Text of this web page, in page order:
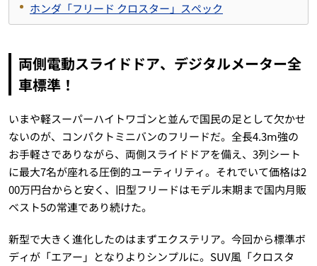
ホンダ「フリード クロスター」スペック
両側電動スライドドア、デジタルメーター全
車標準！
いまや軽スーパーハイトワゴンと並んで国民の足として欠かせ
ないのが、コンパクトミニバンのフリードだ。全長4.3ⅿ強の
お手軽さでありながら、両側スライドドアを備え、3列シート
に最大7名が座れる圧倒的ユーティリティ。それでいて価格は2
00万円台からと安く、旧型フリードはモデル末期まで国内月販
ベスト5の常連であり続けた。
新型で大きく進化したのはまずエクステリア。今回から標準ボ
ディが「エアー」となりよりシンプルに。SUV風「クロスタ